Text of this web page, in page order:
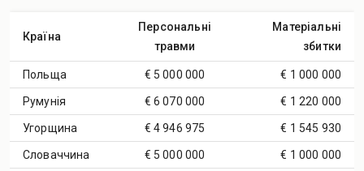
Країна
Персональні
травми
Матеріальні
збитки
Польща € 5 000 000 € 1 000 000
Румунія € 6 070 000 € 1 220 000
Угорщина € 4 946 975 € 1 545 930
Словаччина € 5 000 000 € 1 000 000